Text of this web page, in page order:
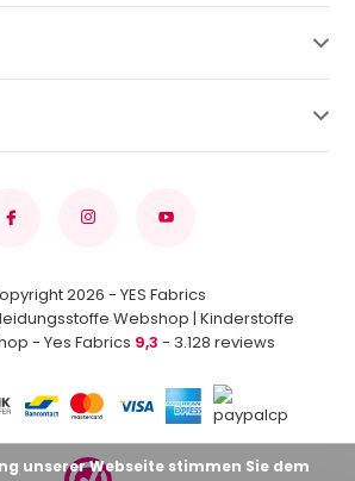
2026 - YES Fabrics
Webshop | Kinderstoffe
- Yes Fabrics 9,3 - 3.128 reviews
unserer Webseite stimmen Sie dem